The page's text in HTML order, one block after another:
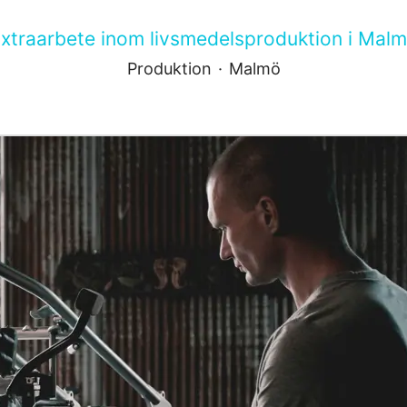
inom livsmedelsproduktion i
Produktion · Malmö